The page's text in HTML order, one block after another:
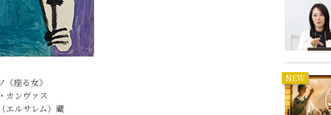
《座る女》
カンヴァス
エルサレム）蔵
NEW